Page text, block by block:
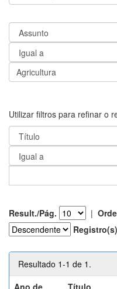
Utilizar filtros para refinar o
Result./Pág. |
Registro(s)
Resultado 1-1 de 1.
Ano de
Título